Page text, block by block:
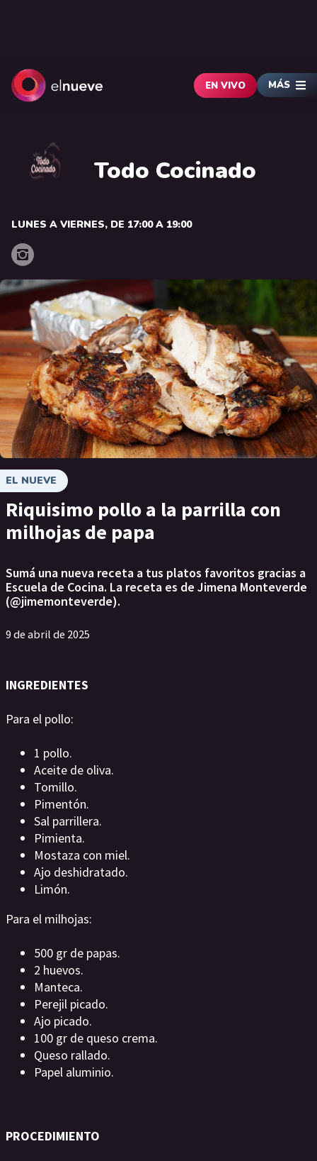
EN VIVO MÁS
Todo Cocinado
LUNES A VIERNES, DE 17:00 A 19:00
EL NUEVE
Riquisimo pollo a la parrilla con
milhojas de papa
Sumá una nueva receta a tus platos favoritos gracias a
Escuela de Cocina. La receta es de Jimena Monteverde
(@jimemonteverde).
9 de abril de 2025
INGREDIENTES
Para el pollo:
1 pollo.
Aceite de oliva.
Tomillo.
Pimentón.
Sal parrillera.
Pimienta.
Mostaza con miel.
Ajo deshidratado.
Limón.
Para el milhojas:
500 gr de papas.
2 huevos.
Manteca.
Perejil picado.
Ajo picado.
100 gr de queso crema.
Queso rallado.
Papel aluminio.
PROCEDIMIENTO